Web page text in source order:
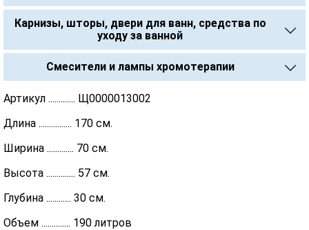
Карнизы, шторы, двери для ванн, средства по
уходу за ванной
Смесители и лампы хромотерапии
Артикул ............. Щ0000013002
Длина ................ 170 см.
Ширина ............. 70 см.
Высота .............. 57 см.
Глубина ............ 30 см.
Объем .............. 190 литров